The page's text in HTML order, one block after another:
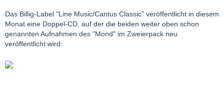
Das Billig-Label "Line Music/Cantus Classic" veröffentlicht in diesem
Monat eine Doppel-CD, auf der die beiden weiter oben schon
genannten Aufnahmen des "Mond" im Zweierpack neu
veröffentlicht wird: